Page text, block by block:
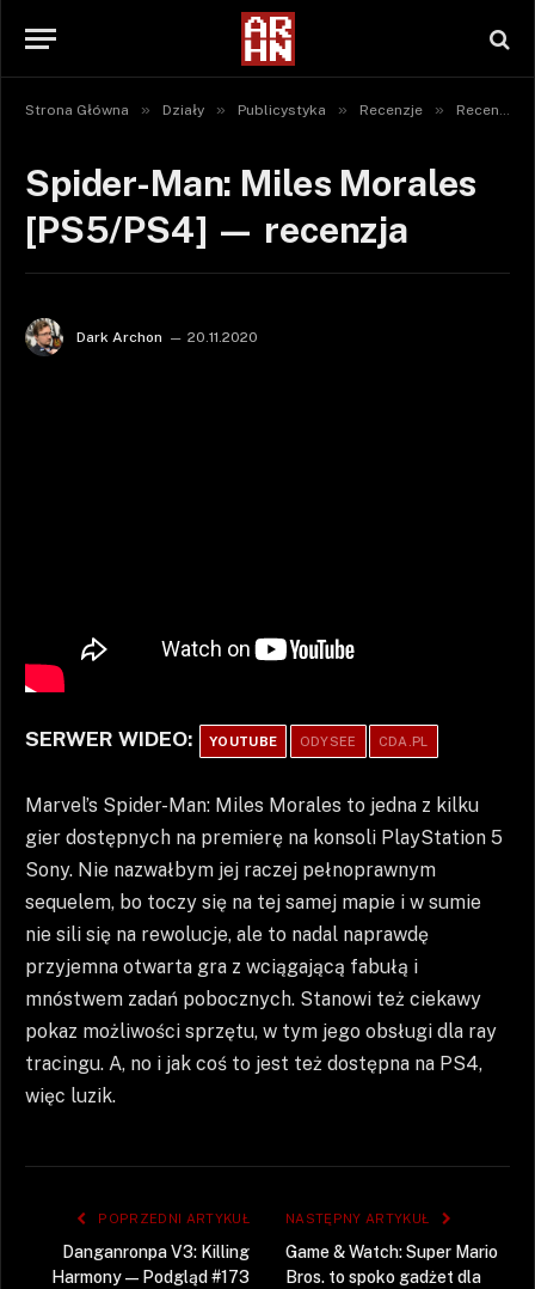
Strona Główna » Działy » Publicystyka » Recenzje » Recenzje gier
Spider-Man: Miles Morales
[PS5/PS4] — recenzja
Dark Archon 20.11.2020
SERWER WIDEO: YOUTUBE ODYSEE CDA.PL
Marvel’s Spider-Man: Miles Morales to jedna z kilku
gier dostępnych na premierę na konsoli PlayStation 5
Sony. Nie nazwałbym jej raczej pełnoprawnym
sequelem, bo toczy się na tej samej mapie i w sumie
nie sili się na rewolucje, ale to nadal naprawdę
przyjemna otwarta gra z wciągającą fabułą i
mnóstwem zadań pobocznych. Stanowi też ciekawy
pokaz możliwości sprzętu, w tym jego obsługi dla ray
tracingu. A, no i jak coś to jest też dostępna na PS4,
więc luzik.
POPRZEDNI ARTYKUŁ
Danganronpa V3: Killing
Harmony — Podgląd #173
NASTĘPNY ARTYKUŁ
Game & Watch: Super Mario
Bros. to spoko gadżet dla